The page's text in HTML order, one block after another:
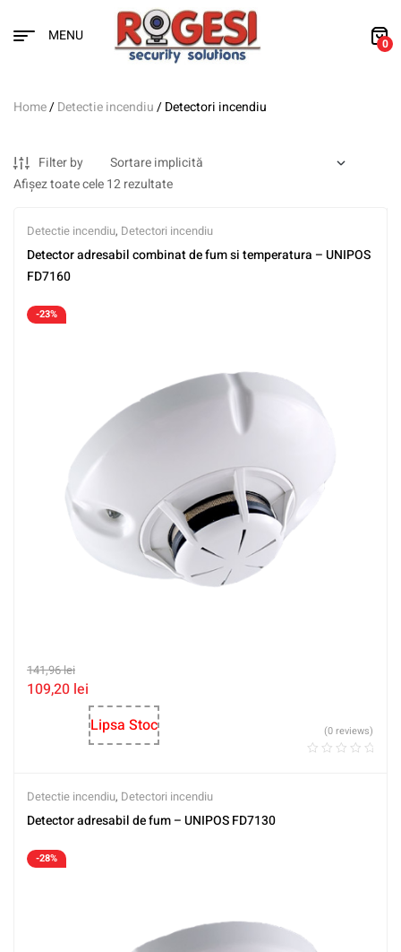
MENU 0
Home/Detectie incendiu/ Detectori incendiu
Filter by
Afișez toate cele 12 rezultate
Detectie incendiu, Detectori incendiu
Detector adresabil combinat de fum si temperatura – UNIPOS
FD7160
-23%
141,96lei
109,20 lei
Lipsa Stoc
(0 reviews)
Detectie incendiu, Detectori incendiu
Detector adresabil de fum – UNIPOS FD7130
-28%